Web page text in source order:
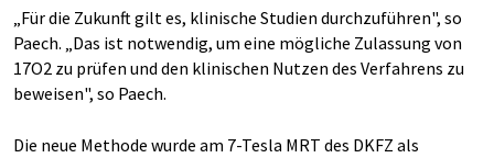
„Für die Zukunft gilt es, klinische Studien durchzuführen", so
Paech. „Das ist notwendig, um eine mögliche Zulassung von
17O2 zu prüfen und den klinischen Nutzen des Verfahrens zu
beweisen", so Paech.
Die neue Methode wurde am 7-Tesla MRT des DKFZ als